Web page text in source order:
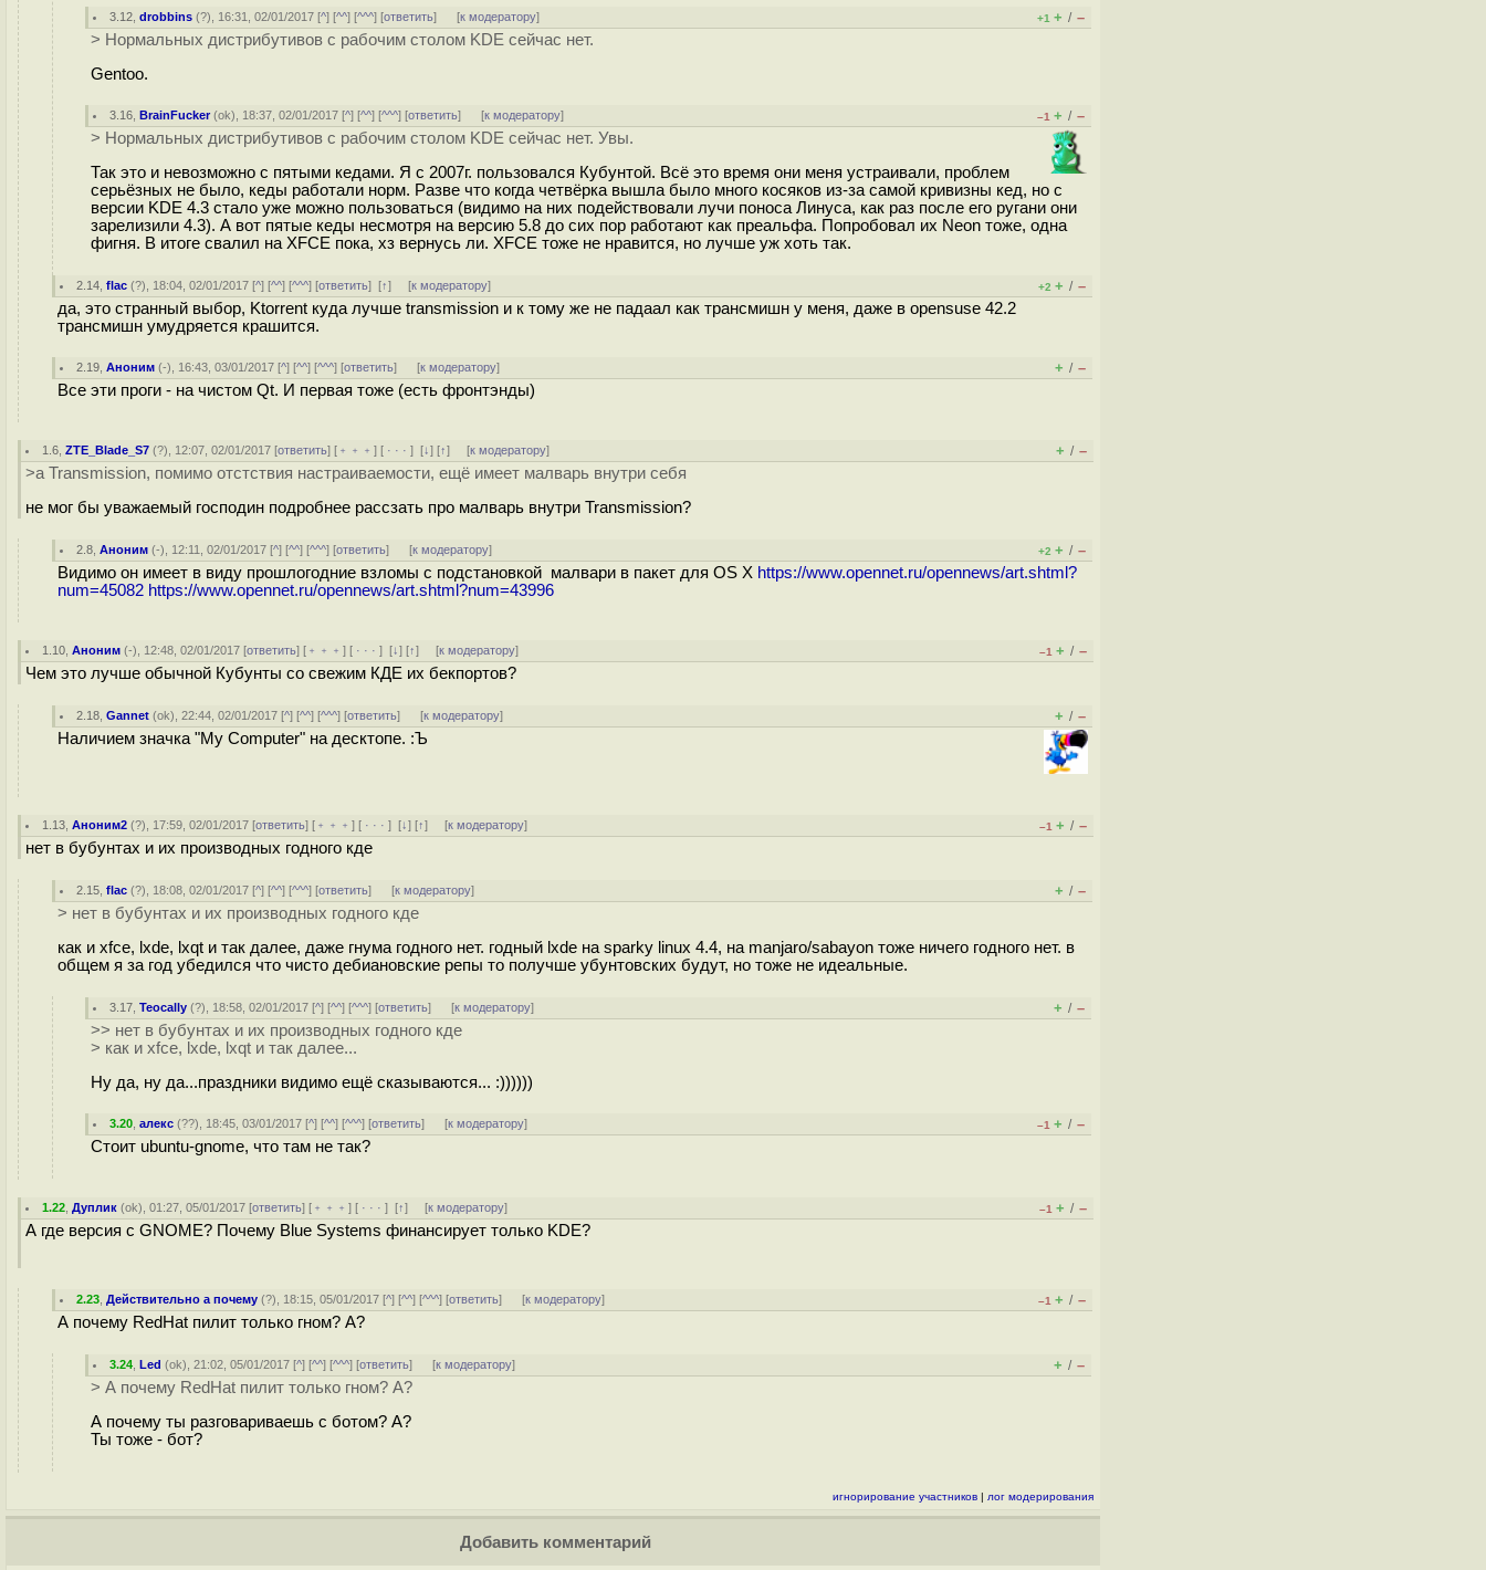
3.12 ,drobbins (?), 16:31, 02/01/2017 [^] [^^] [^^^] [ответить] [к модератору] +1 + / –
> Нормальных дистрибутивов с рабочим столом KDE сейчас нет.
Gentoo.
3.16 ,BrainFucker(ok), 18:37, 02/01/2017 [^] [^^] [^^^] [ответить] [к модератору] –1 + / –
> Нормальных дистрибутивов с рабочим столом KDE сейчас нет. Увы.
Так это и невозможно с пятыми кедами. Я с 2007г. пользовался Кубунтой. Всё это время они меня устраивали, проблем
серьёзных не было, кеды работали норм. Разве что когда четвёрка вышла было много косяков из-за самой кривизны кед, но с
версии KDE 4.3 стало уже можно пользоваться (видимо на них подействовали лучи поноса Линуса, как раз после его ругани они
зарелизили 4.3). А вот пятые кеды несмотря на версию 5.8 до сих пор работают как преальфа. Попробовал их Neon тоже, одна
фигня. В итоге свалил на XFCE пока, хз вернусь ли. XFCE тоже не нравится, но лучше уж хоть так.
2.14 ,flac (?), 18:04, 02/01/2017 [^] [^^] [^^^] [ответить][↑] [к модератору] +2 + / –
да, это странный выбор, Ktorrent куда лучше transmission и к тому же не падаал как трансмишн у меня, даже в opensuse 42.2
трансмишн умудряется крашится.
2.19 ,Аноним (-), 16:43, 03/01/2017 [^] [^^] [^^^] [ответить] [к модератору] + / –
Все эти проги - на чистом Qt. И первая тоже (есть фронтэнды)
1.6 ,ZTE_Blade_S7 (?), 12:07, 02/01/2017 [ответить] [ ﹢﹢﹢] [ · · ·][↓] [↑] [к модератору] + / –
>а Transmission, помимо отстствия настраиваемости, ещё имеет малварь внутри себя
не мог бы уважаемый господин подробнее рассзать про малварь внутри Transmission?
2.8 ,Аноним (-), 12:11, 02/01/2017 [^] [^^] [^^^] [ответить] [к модератору] +2 + / –
Видимо он имеет в виду прошлогодние взломы с подстановкой малвари в пакет для OS X https://www.opennet.ru/opennews/art.shtml?
num=45082 https://www.opennet.ru/opennews/art.shtml?num=43996
1.10 ,Аноним (-), 12:48, 02/01/2017 [ответить] [ ﹢﹢﹢] [ · · ·][↓] [↑] [к модератору] –1 + / –
Чем это лучше обычной Кубунты со свежим КДЕ их бекпортов?
2.18 ,Gannet (ok), 22:44, 02/01/2017 [^] [^^] [^^^] [ответить] [к модератору] + / –
Наличием значка "My Computer" на десктопе. :Ъ
1.13 ,Аноним2 (?), 17:59, 02/01/2017 [ответить] [ ﹢﹢﹢] [ · · ·][↓] [↑] [к модератору] –1 + / –
нет в бубунтах и их производных годного кде
2.15 ,flac (?), 18:08, 02/01/2017 [^] [^^] [^^^] [ответить] [к модератору] + / –
> нет в бубунтах и их производных годного кде
как и xfce, lxde, lxqt и так далее, даже гнума годного нет. годный lxde на sparky linux 4.4, на manjaro/sabayon тоже ничего годного нет. в
общем я за год убедился что чисто дебиановские репы то получше убунтовских будут, но тоже не идеальные.
3.17 ,Teocally (?), 18:58, 02/01/2017 [^] [^^] [^^^] [ответить] [к модератору] + / –
>> нет в бубунтах и их производных годного кде
> как и xfce, lxde, lxqt и так далее...
Ну да, ну да...праздники видимо ещё сказываются... :))))))
3.20 ,алекс (??), 18:45, 03/01/2017 [^] [^^] [^^^] [ответить] [к модератору] –1 + / –
Стоит ubuntu-gnome, что там не так?
1.22 ,Дуплик (ok), 01:27, 05/01/2017 [ответить] [ ﹢﹢﹢] [ · · ·][↑] [к модератору] –1 + / –
А где версия с GNOME? Почему Blue Systems финансирует только KDE?
2.23 ,Действительно а почему (?), 18:15, 05/01/2017 [^] [^^] [^^^] [ответить] [к модератору] –1 + / –
А почему RedHat пилит только гном? А?
3.24 ,Led (ok), 21:02, 05/01/2017 [^] [^^] [^^^] [ответить] [к модератору] + / –
> А почему RedHat пилит только гном? А?
А почему ты разговариваешь с ботом? А?
Ты тоже - бот?
игнорирование участников | лог модерирования
Добавить комментарий